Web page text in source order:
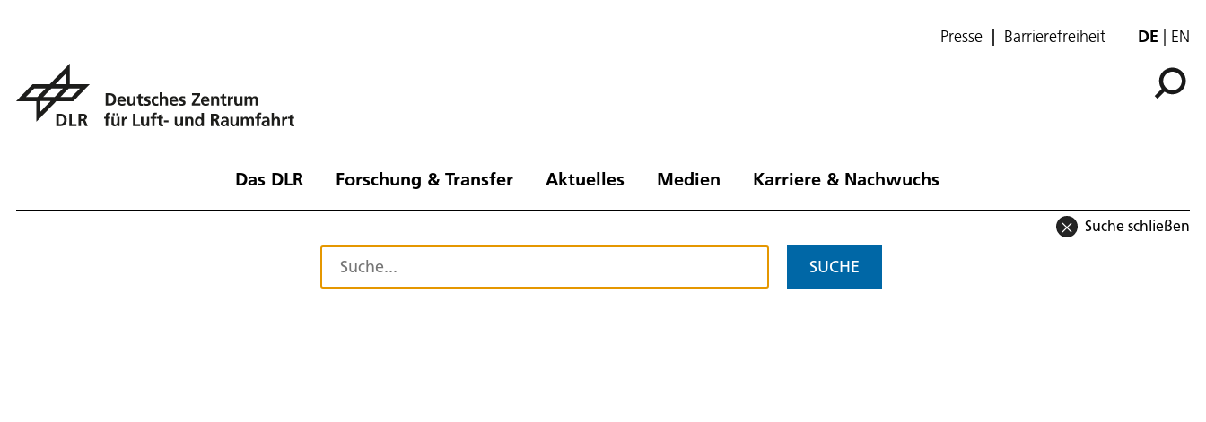
Presse Barrierefreiheit DE EN
Das DLR Forschung & Transfer Aktuelles Medien Karriere & Nachwuchs
Suche schließen
SUCHE